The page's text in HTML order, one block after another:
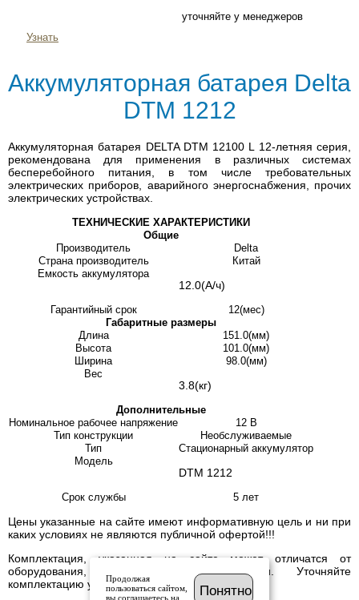
уточняйте у менеджеров
Узнать
Аккумуляторная батарея Delta
DTM 1212
Аккумуляторная батарея DELTA DTM 12100 L 12-летняя серия,
рекомендована для применения в различных системах
бесперебойного питания, в том числе требовательных
электрических приборов, аварийного энергоснабжения, прочих
электрических устройствах.
ТЕХНИЧЕСКИЕ ХАРАКТЕРИСТИКИ
Общие
Производитель
Delta
Страна производитель
Китай
Емкость аккумулятора
12.0(А/ч)
Гарантийный срок
12(мес)
Габаритные размеры
Длина
151.0(мм)
Высота
101.0(мм)
Ширина
98.0(мм)
Вес
3.8(кг)
Дополнительные
Номинальное рабочее напряжение
12 В
Тип конструкции
Необслуживаемые
Тип
Стационарный аккумулятор
Модель
DTM 1212
Срок службы 5 лет
Цены указанные на сайте имеют информативную цель и ни при
каких условиях не являются публичной офертой!!!
Комплектация, указанная на сайте может отличатся от
оборудования, имеющегося в наличии. Уточняйте
комплектацию у менеджера.
Продолжая
пользоваться сайтом,
вы соглашаетесь на
Понятно